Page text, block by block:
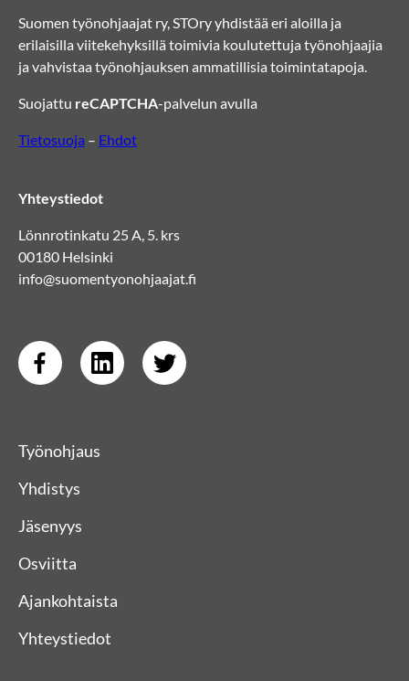
Suomen työnohjaajat ry, STOry yhdistää eri aloilla ja
erilaisilla viitekehyksillä toimivia koulutettuja työnohjaajia
ja vahvistaa työnohjauksen ammatillisia toimintatapoja.
Suojattu reCAPTCHA-palvelun avulla
Tietosuoja – Ehdot
Yhteystiedot
Lönnrotinkatu 25 A, 5. krs
00180 Helsinki
info@suomentyonohjaajat.fi
Työnohjaus
Yhdistys
Jäsenyys
Osviitta
Ajankohtaista
Yhteystiedot